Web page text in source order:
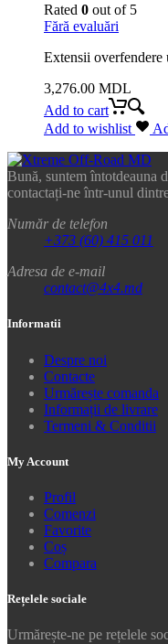
Rated 0 out of 5
Fără evaluări
Extensii
3,276.00 MDL
Add to cart
Add to wishlist
Bună, suntem întotdeauna
contactați-ne într-unul
Număr de telefon
+373 (60) 415 011
Adresa de e-mail
contact@4x4.md
Informatii
Despre noi
Contacte
Urmărește comanda
Informații de livrare
Termeni & Conditii
My Account
Profil
Comenzi
Favorite
Coș
Compara
Rețelele sociale
Urmărește-ne pe rețelele